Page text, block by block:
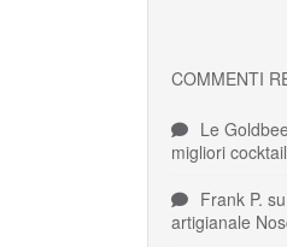
COMMENTI
Le
migliori
Frank P. su
artigianale